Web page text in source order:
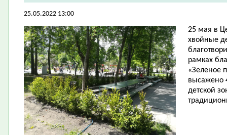
25.05.2022 13:00
25 мая в
хвойные
рамках
«Зеленое
высажено
детской